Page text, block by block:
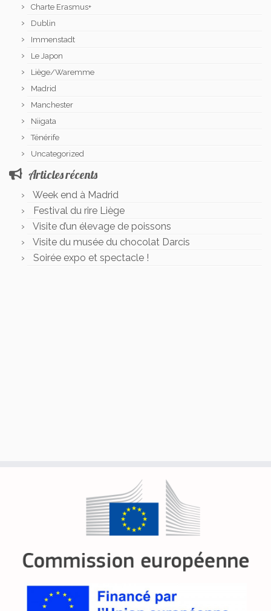
Charte Erasmus+
Dublin
Immenstadt
Le Japon
Liège/Waremme
Madrid
Manchester
Niigata
Ténérife
Uncategorized
Articles récents
Week end à Madrid
Festival du rire Liège
Visite d’un élevage de poissons
Visite du musée du chocolat Darcis
Soirée expo et spectacle !